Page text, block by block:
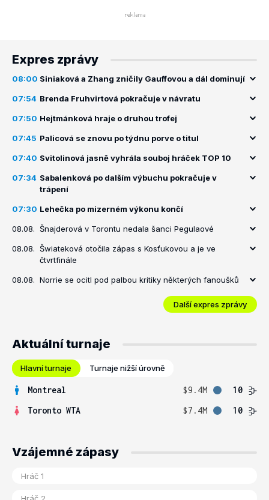
Expres zprávy
08:00 Siniaková a Zhang zničily Gauffovou a dál dominují
07:54 Brenda Fruhvirtová pokračuje v návratu
07:50 Hejtmánková hraje o druhou trofej
07:45 Palicová se znovu po týdnu porve o titul
07:40 Svitolinová jasně vyhrála souboj hráček TOP 10
07:34 Sabalenková po dalším výbuchu pokračuje v
trápení
07:30 Lehečka po mizerném výkonu končí
08.08. Šnajderová v Torontu nedala šanci Pegulaové
08.08. Šwiateková otočila zápas s Kosťukovou a je ve
čtvrtfinále
08.08. Norrie se ocitl pod palbou kritiky některých fanoušků
Další expres zprávy
Aktuální turnaje
Hlavní turnaje Turnaje nižší úrovně
Montreal $9.4M
10
Toronto WTA
$7.4M 10
Vzájemné zápasy